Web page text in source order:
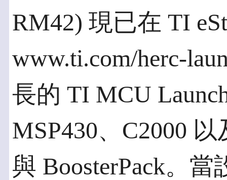
RM42) 現已在 TI
www.ti.com/herc-
長的 TI MCU
MSP430、C2000 以
與 BoosterPack。